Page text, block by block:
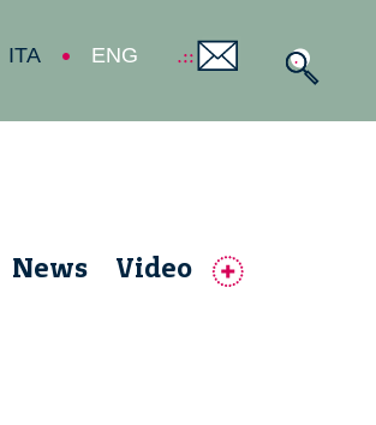
ITA ENG
News Video